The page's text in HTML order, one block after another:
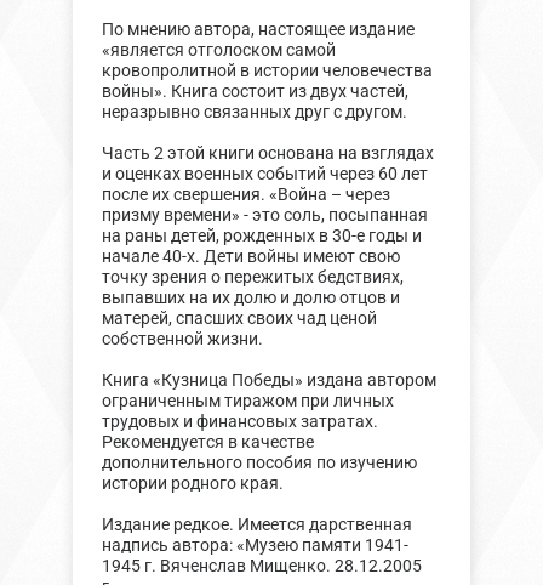
По мнению автора, настоящее издание
«является отголоском самой
кровопролитной в истории человечества
войны». Книга состоит из двух частей,
неразрывно связанных друг с другом.
Часть 2 этой книги основана на взглядах
и оценках военных событий через 60 лет
после их свершения. «Война – через
призму времени» - это соль, посыпанная
на раны детей, рожденных в 30-е годы и
начале 40-х. Дети войны имеют свою
точку зрения о пережитых бедствиях,
выпавших на их долю и долю отцов и
матерей, спасших своих чад ценой
собственной жизни.
Книга «Кузница Победы» издана автором
ограниченным тиражом при личных
трудовых и финансовых затратах.
Рекомендуется в качестве
дополнительного пособия по изучению
истории родного края.
Издание редкое. Имеется дарственная
надпись автора: «Музею памяти 1941-
1945 г. Вяченслав Мищенко. 28.12.2005